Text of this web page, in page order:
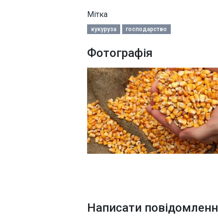
Мітка
кукуруза господарство
Фотографія
Написати